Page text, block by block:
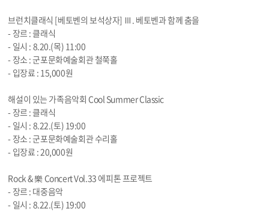
브런치클래식 [베토벤의 보석상자] Ⅲ. 베토벤과 함께 춤을
- 장르 : 클래식
- 일시 : 8.20.(목) 11:00
- 장소 : 군포문화예술회관 철쭉홀
- 입장료 : 15,000원
해설이 있는 가족음악회 Cool Summer Classic
- 장르 : 클래식
- 일시 : 8.22.(토) 19:00
- 장소 : 군포문화예술회관 수리홀
- 입장료 : 20,000원
Rock & 樂 ConcertVol.33 에피톤 프로젝트
- 장르 : 대중음악
- 일시 : 8.22.(토) 19:00